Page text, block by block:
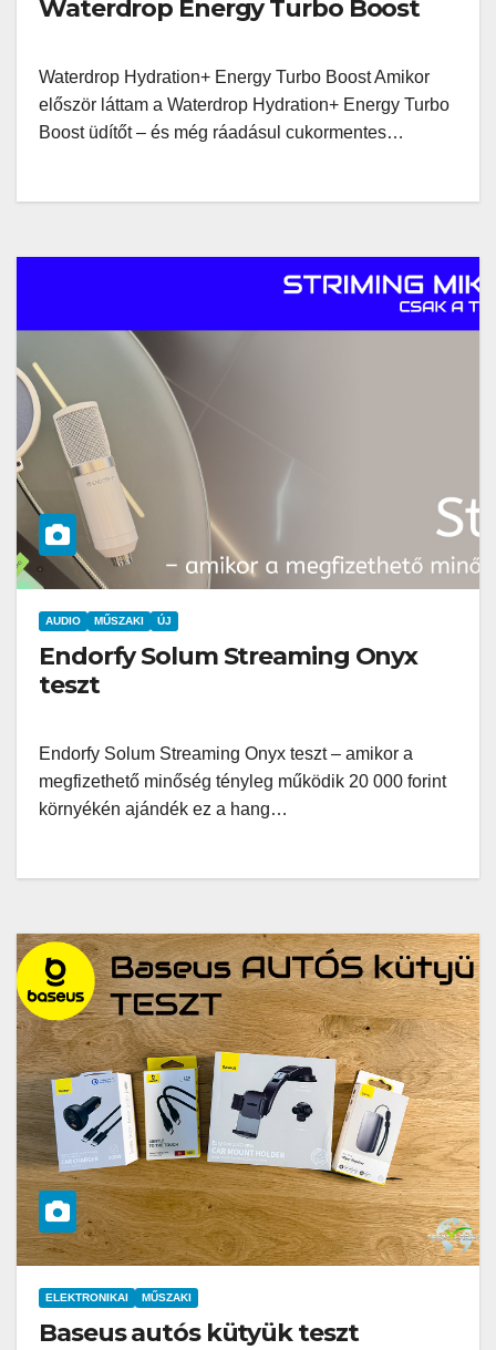
Waterdrop Energy Turbo Boost
Waterdrop Hydration+ Energy Turbo Boost Amikor
először láttam a Waterdrop Hydration+ Energy Turbo
Boost üdítőt – és még ráadásul cukormentes…
AUDIO MŰSZAKI ÚJ
Endorfy Solum Streaming Onyx
teszt
Endorfy Solum Streaming Onyx teszt – amikor a
megfizethető minőség tényleg működik 20 000 forint
környékén ajándék ez a hang…
ELEKTRONIKAI MŰSZAKI
Baseus autós kütyük teszt